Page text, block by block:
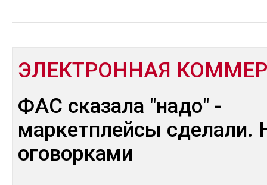
ЭЛЕКТРОННАЯ
ФАС сказала "надо" -
маркетплейсы сделали.
оговорками